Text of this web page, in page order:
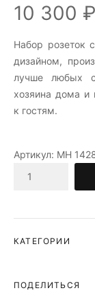
10 300 ₽
Набор розеток
дизайном,
лучше любых
хозяина дома и
к гостям.
Артикул: МН
КАТЕГОРИИ
ПОДЕЛИТЬСЯ